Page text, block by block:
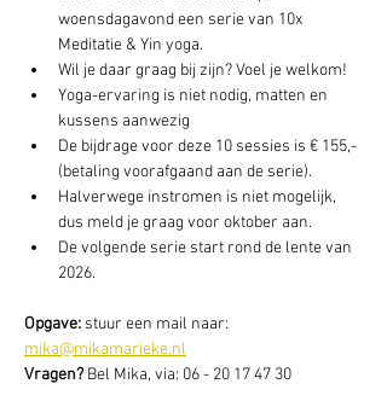
woensdagavond een serie van 10x
Meditatie & Yin yoga.
Wil je daar graag bij zijn? Voel je welkom!
Yoga-ervaring is niet nodig, matten en
kussens aanwezig
De bijdrage voor deze 10 sessies is € 155,-
(betaling voorafgaand aan de serie).
Halverwege instromen is niet mogelijk,
dus meld je graag voor oktober aan.
De volgende serie start rond de lente van
2026.
Opgave: stuur een mail naar:
mika@mikamarieke.nl
Vragen? Bel Mika, via: 06 - 20 17 47 30